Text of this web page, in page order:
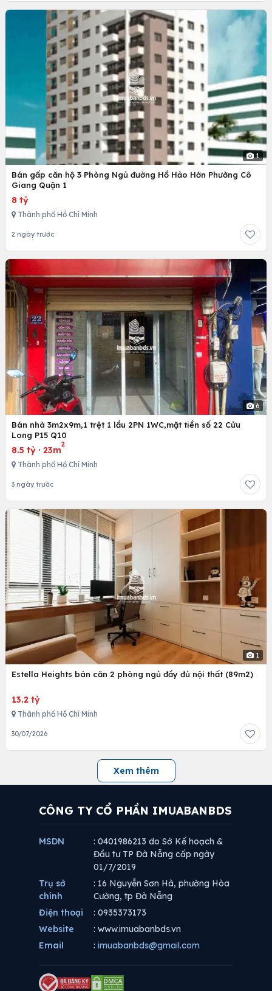
1
Bán gấp căn hộ 3 Phòng Ngủ đường Hồ Hảo Hớn Phường Cô
Giang Quận 1
8 tỷ
Thành phố Hồ Chí Minh
2 ngày trước
6
Bán nhà 3m2x9m,1 trệt 1 lầu 2PN 1WC,mặt tiền số 22 Cửu
Long P15 Q10
8.5 tỷ · 23m
2
Thành phố Hồ Chí Minh
3 ngày trước
1
Estella Heights bán căn 2 phòng ngủ đầy đủ nội thất (89m2)
13.2 tỷ
Thành phố Hồ Chí Minh
30/07/2026
Xem thêm
CÔNG TY CỔ PHẦN IMUABANBDS
MSDN
: 0401986213 do Sở Kế hoạch &
Đầu tư TP Đà Nẵng cấp ngày
01/7/2019
Trụ sở
chính
: 16 Nguyễn Sơn Hà, phường Hòa
Cường, tp Đà Nẵng
Điện thoại
: 0935373173
Website
: www.imuabanbds.vn
Email
: imuabanbds@gmail.com